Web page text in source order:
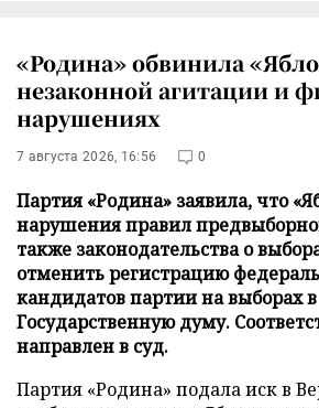
«Родина» обвинила
незаконной агитации и
нарушениях
7 августа 2026, 16:56 0
Партия «Родина» заявила, что
нарушения правил
также законодательства о
отменить регистрацию
кандидатов партии на выборах в
Государственную думу.
направлен в суд.
Партия «Родина» подала иск в